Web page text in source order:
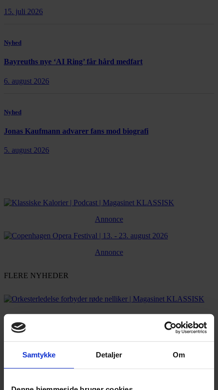
Samtykke Detaljer Om
15. juli 2026
Nyhed
Bayreuths nye ‘AI Ring’ får hård medfart
6. august 2026
Nyhed
Jonas Kaufmann advarer fans mod biografi
5. august 2026
Annonce
Annonce
FLERE NYHEDER